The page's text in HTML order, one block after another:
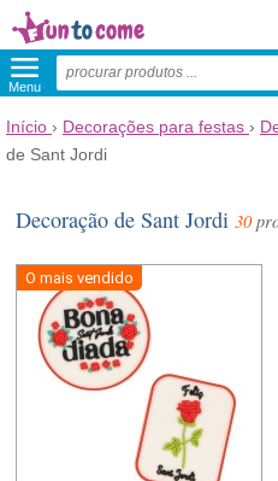
Menu
Início › Decorações para festas ›
de Sant Jordi
Decoração de Sant Jordi30
O mais vendido